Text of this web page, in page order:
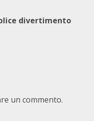
divertimento
un commento.